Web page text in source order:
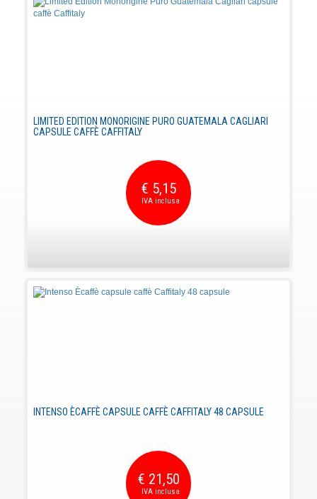
LIMITED EDITION MONORIGINE PURO GUATEMALA CAGLIARI
CAPSULE CAFFÈ CAFFITALY
€ 5,15
INTENSO ÈCAFFÈ CAPSULE CAFFÈ CAFFITALY 48 CAPSULE
€ 21,50